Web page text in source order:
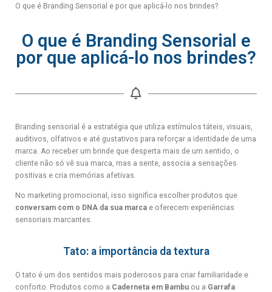
O que é Branding Sensorial e por que aplicá-lo nos brindes?
O que é Branding Sensorial e
por que aplicá-lo nos brindes?
Branding sensorial é a estratégia que utiliza estímulos táteis, visuais,
auditivos, olfativos e até gustativos para reforçar a identidade de uma
marca. Ao receber um brinde que desperta mais de um sentido, o
cliente não só vê sua marca, mas a sente, associa a sensações
positivas e cria memórias afetivas.
No marketing promocional, isso significa escolher produtos que
conversam com o DNA da sua marca e oferecem experiências
sensoriais marcantes.
Tato: a importância da textura
O tato é um dos sentidos mais poderosos para criar familiaridade e
conforto. Produtos como a Caderneta em Bambu ou a Garrafa